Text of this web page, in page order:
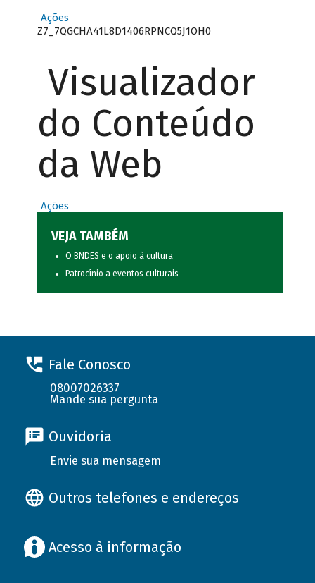
Ações
Z7_7QGCHA41L8D1406RPNCQ5J1OH0
Visualizador
do Conteúdo
da Web
Ações
VEJA TAMBÉM
O BNDES e o apoio à cultura
Patrocínio a eventos culturais
Fale Conosco
08007026337
Mande sua pergunta
Ouvidoria
Envie sua mensagem
Outros telefones e endereços
Acesso à informação